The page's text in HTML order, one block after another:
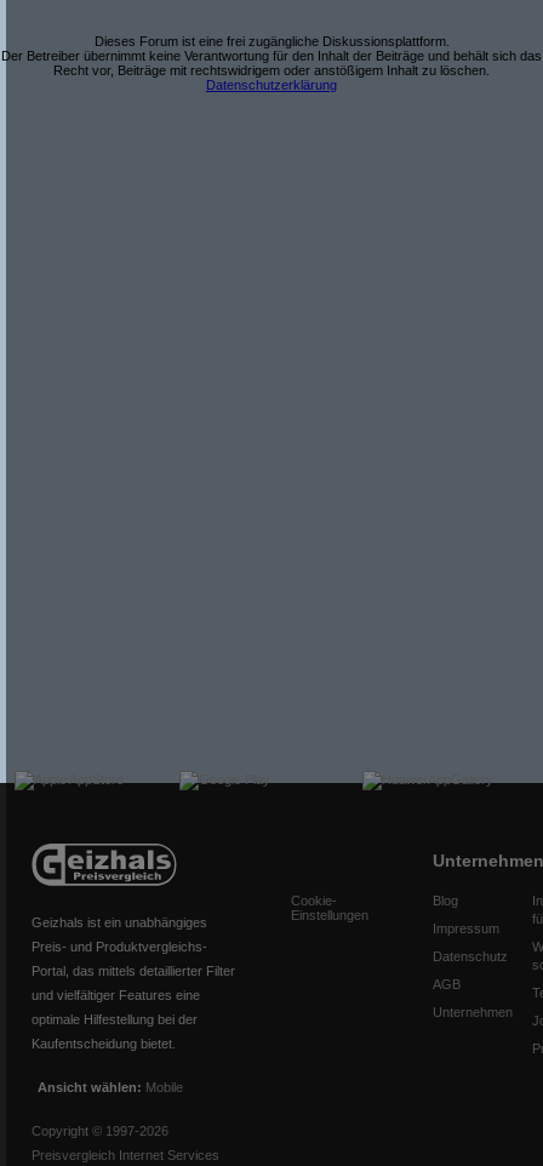
Dieses Forum ist eine frei zugängliche Diskussionsplattform.
Der Betreiber übernimmt keine Verantwortung für den Inhalt der Beiträge und behält sich das
Recht vor, Beiträge mit rechtswidrigem oder anstößigem Inhalt zu löschen.
Datenschutzerklärung
Geizhals ist ein unabhängiges
Preis- und Produktvergleichs-
Portal, das mittels detaillierter Filter
und vielfältiger Features eine
optimale Hilfestellung bei der
Kaufentscheidung bietet.
Ansicht wählen: Mobile
Copyright © 1997-2026
Preisvergleich Internet Services
Cookie-
Einstellungen
Unternehmen
Blog
Impressum
Datenschutz
AGB
Unternehmen